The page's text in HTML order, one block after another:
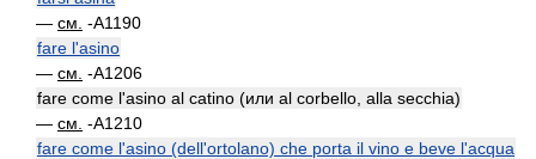
— см. -A1190
fare l'asino
— см. -A1206
fare come l'asino al catino (или al corbello, alla secchia)
— см. -A1210
fare come l'asino (dell'ortolano) che porta il vino e beve l'acqua